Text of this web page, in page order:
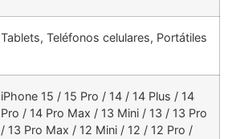
Tablets, Teléfonos celulares, Portátiles
iPhone 15 / 15 Pro / 14 / 14 Plus / 14
Pro / 14 Pro Max / 13 Mini / 13 / 13 Pro
/ 13 Pro Max / 12 Mini / 12 / 12 Pro /